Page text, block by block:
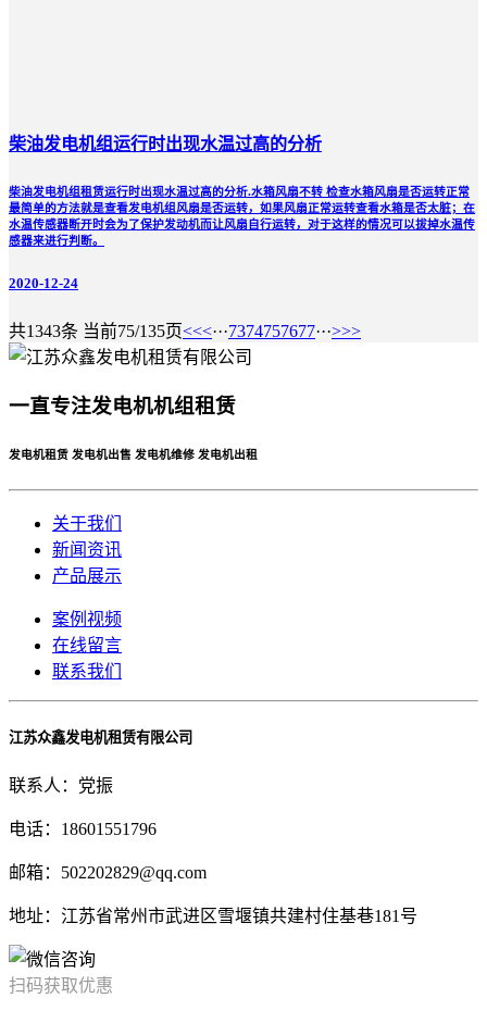
柴油发电机组运行时出现水温过高的分析
柴油发电机组租赁运行时出现水温过高的分析​.水箱风扇不转 检查水箱风扇是否运转正常
最简单的方法就是查看发电机组风扇是否运转，如果风扇正常运转查看水箱是否太脏；在
水温传感器断开时会为了保护发动机而让风扇自行运转，对于这样的情况可以拔掉水温传
感器来进行判断。
2020-12-24
共1343条 当前75/135页<<<···7374757677···>>>
一直专注发电机机组租赁
发电机租赁 发电机出售 发电机维修 发电机出租
关于我们
新闻资讯
产品展示
案例视频
在线留言
联系我们
江苏众鑫发电机租赁有限公司
联系人：党振
电话：18601551796
邮箱：502202829@qq.com
地址：江苏省常州市武进区雪堰镇共建村住基巷181号
扫码获取优惠